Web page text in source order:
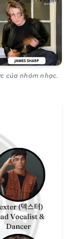
của nhóm nhạc.